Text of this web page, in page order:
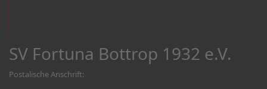
SV Fortuna Bottrop 1932 e.V.
Postalische Anschrift: